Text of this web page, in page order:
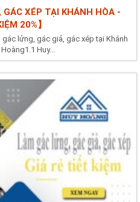
XÉP TẠI KHÁNH HÒA -
20%】
lửng, gác giả, gác xép tại Khánh
Huy...